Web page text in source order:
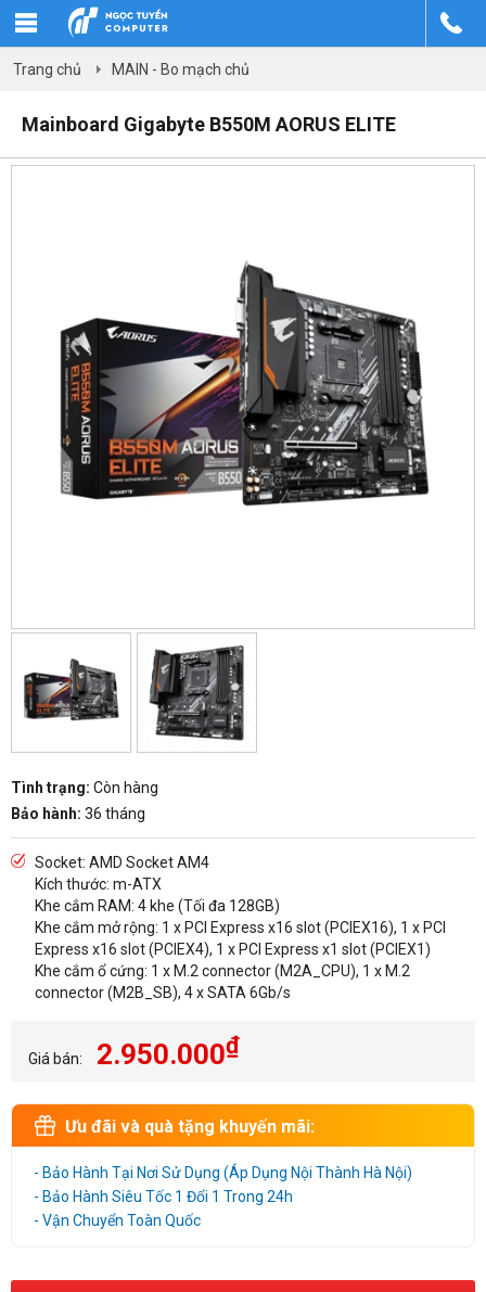
Trang chủ MAIN - Bo mạch chủ
Mainboard Gigabyte B550M AORUS ELITE
Tình trạng: Còn hàng
Bảo hành: 36 tháng
Socket: AMD Socket AM4
Kích thước: m-ATX
Khe cắm RAM: 4 khe (Tối đa 128GB)
Khe cắm mở rộng: 1 x PCI Express x16 slot (PCIEX16), 1 x PCI
Express x16 slot (PCIEX4), 1 x PCI Express x1 slot (PCIEX1)
Khe cắm ổ cứng: 1 x M.2 connector (M2A_CPU), 1 x M.2
connector (M2B_SB), 4 x SATA 6Gb/s
Giá bán: 2.950.000₫
Ưu đãi và quà tặng khuyến mãi:
- Bảo Hành Tại Nơi Sử Dụng (Áp Dụng Nội Thành Hà Nội)
- Bảo Hành Siêu Tốc 1 Đổi 1 Trong 24h
- Vận Chuyển Toàn Quốc